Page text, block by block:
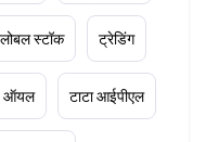
स्टॉक ट्रेडिंग
ऑयल टाटा आईपीएल